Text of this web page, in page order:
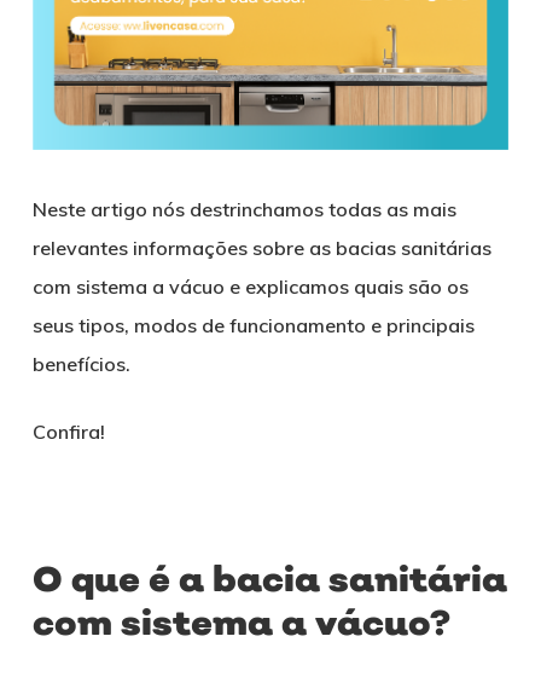
Neste artigo nós destrinchamos todas as mais
relevantes informações sobre as bacias sanitárias
com sistema a vácuo e explicamos quais são os
seus tipos, modos de funcionamento e principais
benefícios.
Confira!
O que é a bacia sanitária
com sistema a vácuo?